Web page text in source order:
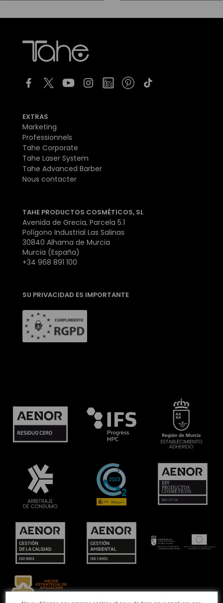
EXTRAS
Marketing
Professionnels
Tahe Corporate
Tahe Laser System
Tahe Advanced Barber
Nous contacter
TAHE PRODUCTOS COSMÉTICOS, SL
Avenida de Grecia, Parcela 5.1
Polígono Industrial Las Salinas
30840 Alhama de Murcia
Murcia (España)
+34 968 891 100
SU PRIVACIDAD ES IMPORTANTE